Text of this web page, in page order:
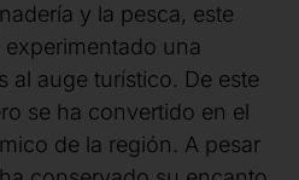
y la pesca, este
una
al auge turístico. De este
se ha convertido en el
de la región. A pesar